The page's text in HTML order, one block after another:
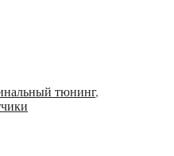
тюнинг,